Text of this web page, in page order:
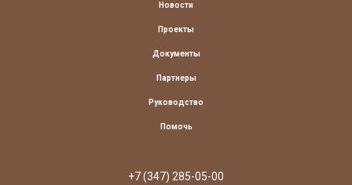
Новости
Проекты
Документы
Партнеры
Руководство
Помочь
+7 (347) 285-05-00